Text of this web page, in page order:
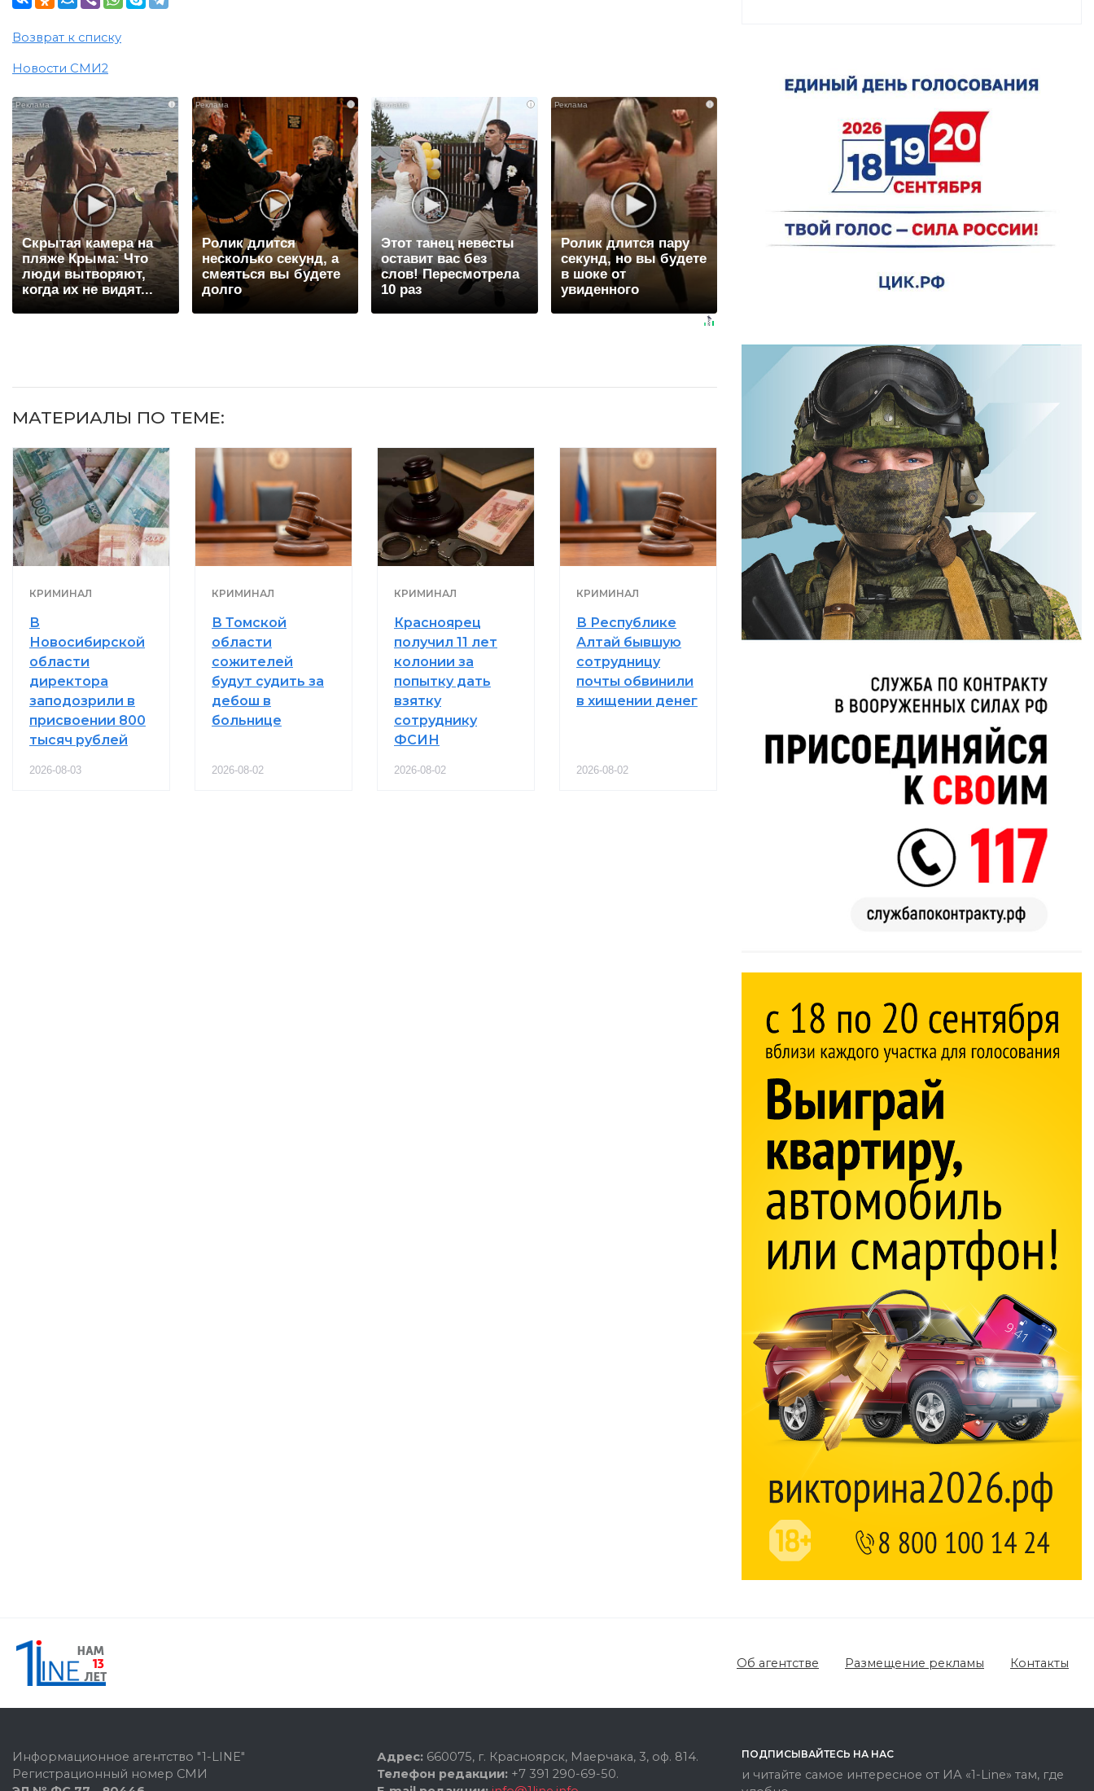
Возврат к списку
Новости СМИ2
i
Скрытая камера на
пляже Крыма: Что
люди вытворяют,
когда их не видят...
i
Ролик длится
несколько секунд, а
смеяться вы будете
долго
i
Этот танец невесты
оставит вас без
слов! Пересмотрела
10 раз
i
Ролик длится пару
секунд, но вы будете
в шоке от
увиденного
МАТЕРИАЛЫ ПО ТЕМЕ:
КРИМИНАЛ
В
Новосибирской
области
директора
заподозрили в
присвоении 800
тысяч рублей
2026-08-03
КРИМИНАЛ
В Томской
области
сожителей
будут судить за
дебош в
больнице
2026-08-02
КРИМИНАЛ
Красноярец
получил 11 лет
колонии за
попытку дать
взятку
сотруднику
ФСИН
2026-08-02
КРИМИНАЛ
В Республике
Алтай бывшую
сотрудницу
почты обвинили
в хищении денег
2026-08-02
Об агентстве Размещение рекламы Контакты
Информационное агентство "1-LINE"
Регистрационный номер СМИ
Адрес: 660075, г. Красноярск, Маерчака, 3, оф. 814.
Телефон редакции: +7 391 290-69-50.
ПОДПИСЫВАЙТЕСЬ НА НАС
и читайте самое интересное от ИА «1-Line» там, где